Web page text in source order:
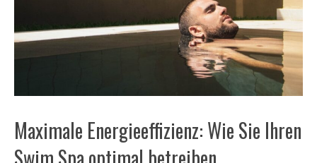
Maximale Energieeffizienz: Wie Sie Ihren